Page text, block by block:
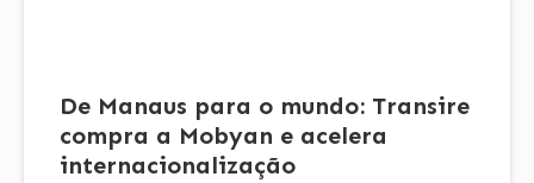
De Manaus para o mundo: Transire
compra a Mobyan e acelera
internacionalização